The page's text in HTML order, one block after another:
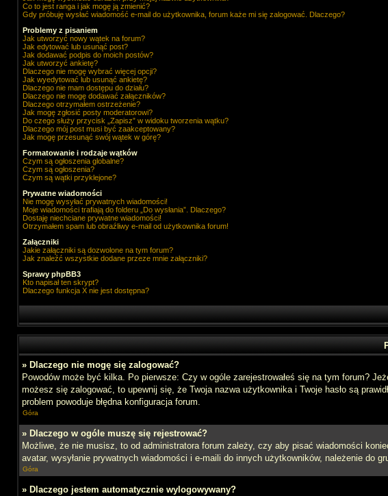
Co to jest ranga i jak mogę ją zmienić?
Gdy próbuję wysłać wiadomość e-mail do użytkownika, forum każe mi się zalogować. Dlaczego?
Problemy z pisaniem
Jak utworzyć nowy wątek na forum?
Jak edytować lub usunąć post?
Jak dodawać podpis do moich postów?
Jak utworzyć ankietę?
Dlaczego nie mogę wybrać więcej opcji?
Jak wyedytować lub usunąć ankietę?
Dlaczego nie mam dostępu do działu?
Dlaczego nie mogę dodawać załączników?
Dlaczego otrzymałem ostrzeżenie?
Jak mogę zgłosić posty moderatorowi?
Do czego służy przycisk „Zapisz” w widoku tworzenia wątku?
Dlaczego mój post musi być zaakceptowany?
Jak mogę przesunąć swój wątek w górę?
Formatowanie i rodzaje wątków
Czym są ogłoszenia globalne?
Czym są ogłoszenia?
Czym są wątki przyklejone?
Prywatne wiadomości
Nie mogę wysyłać prywatnych wiadomości!
Moje wiadomości trafiają do folderu „Do wysłania”. Dlaczego?
Dostaję niechciane prywatne wiadomości!
Otrzymałem spam lub obraźliwy e-mail od użytkownika forum!
Załączniki
Jakie załączniki są dozwolone na tym forum?
Jak znaleźć wszystkie dodane przeze mnie załączniki?
Sprawy phpBB3
Kto napisał ten skrypt?
Dlaczego funkcja X nie jest dostępna?
» Dlaczego nie mogę się zalogować?
Powodów może być kilka. Po pierwsze: Czy w ogóle zarejestrowałeś się na tym forum?
możesz się zalogować, to upewnij się, że Twoja nazwa użytkownika i Twoje hasło są
problem powoduje błędna konfiguracja forum.
Góra
» Dlaczego w ogóle muszę się rejestrować?
Możliwe, że nie musisz, to od administratora forum zależy, czy aby pisać wiadomości
avatar, wysyłanie prywatnych wiadomości i e-maili do innych użytkowników, należenie do
Góra
» Dlaczego jestem automatycznie wylogowywany?